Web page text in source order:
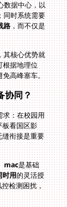
路，而不仅是
其核心优势就
根据地理位
免高峰塞车。
协同？
求：在校园用
板看国区影
缝衔接是重要
mac是基础
时用的灵活授
权机制。这避免玩家反复登录同一账号被风控检测困扰，